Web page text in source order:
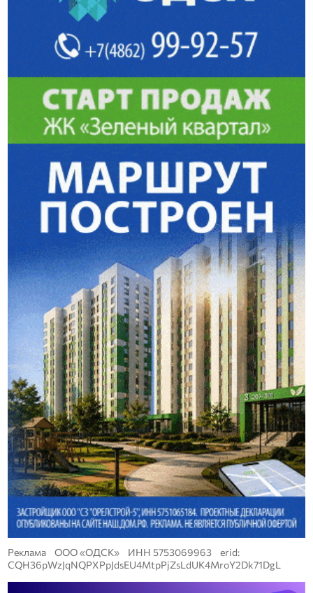
Реклама ООО «ОДСК» ИНН 5753069963 erid:
CQH36pWzJqNQPXPpJdsEU4MtpPjZsLdUK4MroY2Dk71DgL